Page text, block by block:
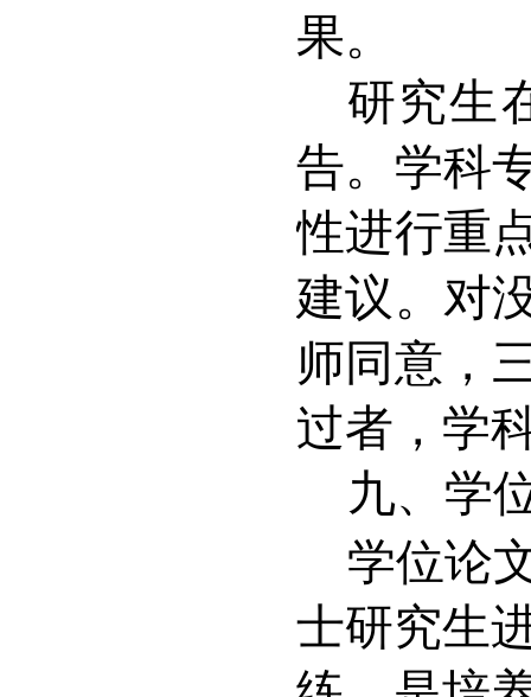
果。
研究生
告。学科
性进行重
建议。对
师同意，
过者，学
九、学
学位论
士研究生